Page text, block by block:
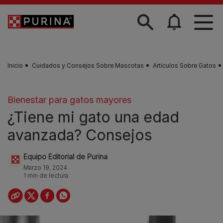
Skip to main content
Inicio Cuidados y Consejos Sobre Mascotas Artículos Sobre Gatos
Bienestar para gatos mayores
¿Tiene mi gato una edad
avanzada? Consejos
Equipo Editorial de Purina
Marzo 19, 2024
1 min de lectura